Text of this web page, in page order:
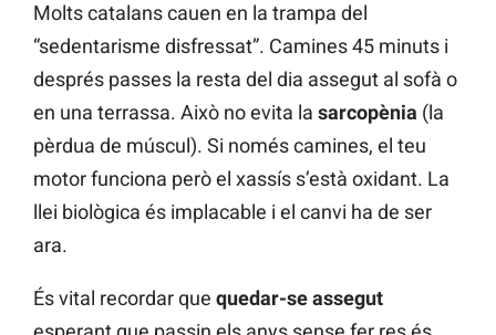
Molts catalans cauen en la trampa del
“sedentarisme disfressat”. Camines 45 minuts i
després passes la resta del dia assegut al sofà o
en una terrassa. Això no evita la sarcopènia (la
pèrdua de múscul). Si només camines, el teu
motor funciona però el xassís s’està oxidant. La
llei biològica és implacable i el canvi ha de ser
ara.
És vital recordar que quedar-se assegut